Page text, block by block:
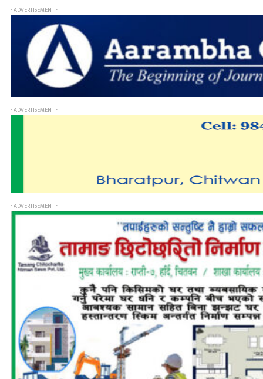
- ADVERTISEMENT -
- ADVERTISEMENT -
- ADVERTISEMENT -